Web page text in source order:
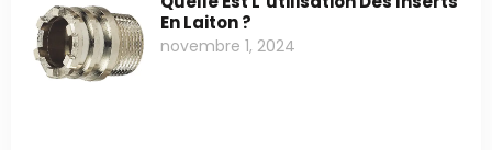
En Laiton ?
novembre 1, 2024